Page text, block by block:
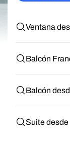
Ventana
Balcón
Balcón
Suite desde